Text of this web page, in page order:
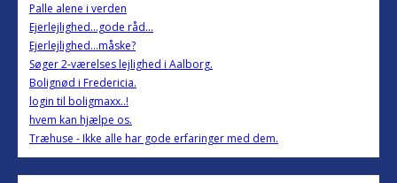
Palle alene i verden
Ejerlejlighed...gode råd...
Ejerlejlighed...måske?
Søger 2-værelses lejlighed i Aalborg.
Bolignød i Fredericia.
login til boligmaxx..!
hvem kan hjælpe os.
Træhuse - Ikke alle har gode erfaringer med dem.